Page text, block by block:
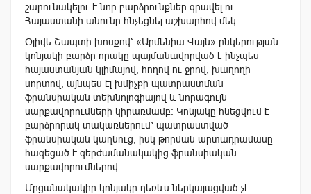
շարունակելու է նոր բարձրունքներ գրավել ու
Հայաստանի անունը հնչեցնել աշխարհով մեկ:
Օլիվե Շապտի խոսքով՝ «Արմենիա Վայն» ընկերության
կոնյակի բարձր որակը պայմանավորված է ինչպես
հայաստանյան կլիմայով, հողով ու ջրով, խաղողի
սորտով, այնպես էլ խմիչքի պատրաստման
ֆրանսիական տեխնոլոգիայով և նորագույն
սարքավորումների կիրառմամբ: Կոնյակը հնեցվում է
բարձրորակ տակառներում՝ պատրաստված
ֆրանսիական կաղնուց, իսկ թորման արտադրամասը
հագեցած է գերժամանակակից ֆրանսիական
սարքավորումներով:
Մրցանակակիր կոնյակը դեռևս ներկայացված չէ